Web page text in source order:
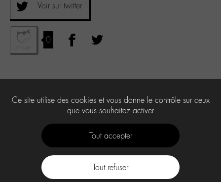
Voir sur twitter
0
Ce site utilise des cookies et vous donne le contrôle sur ceux
que vous souhaitez activer
Tout accepter
Tout refuser